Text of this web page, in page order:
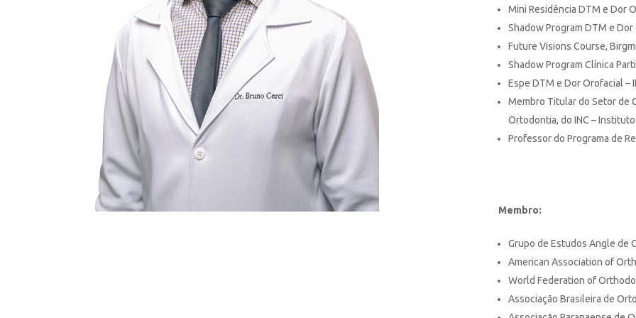
Mini Residência DTM e Dor
Shadow Program DTM e
Future Visions Course,
Shadow Program Clínica
Espe DTM e Dor Orofacial –
Membro Titular do Setor de
Ortodontia, do INC –
Professor do Programa de
Membro:
Grupo de Estudos Angle de
American Association of
World Federation of
Associação Brasileira de